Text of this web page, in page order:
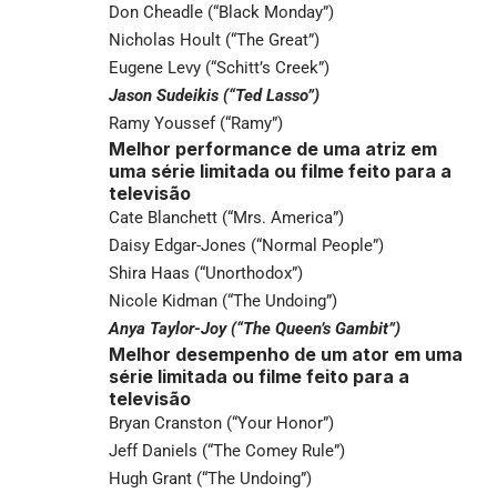
Don Cheadle (“Black Monday”)
Nicholas Hoult (“The Great”)
Eugene Levy (“Schitt’s Creek”)
Jason Sudeikis (“Ted Lasso”)
Ramy Youssef (“Ramy”)
Melhor performance de uma atriz em
uma série limitada ou filme feito para a
televisão
Cate Blanchett (“Mrs. America”)
Daisy Edgar-Jones (“Normal People”)
Shira Haas (“Unorthodox”)
Nicole Kidman (“The Undoing”)
Anya Taylor-Joy (“The Queen’s Gambit”)
Melhor desempenho de um ator em uma
série limitada ou filme feito para a
televisão
Bryan Cranston (“Your Honor”)
Jeff Daniels (“The Comey Rule”)
Hugh Grant (“The Undoing”)